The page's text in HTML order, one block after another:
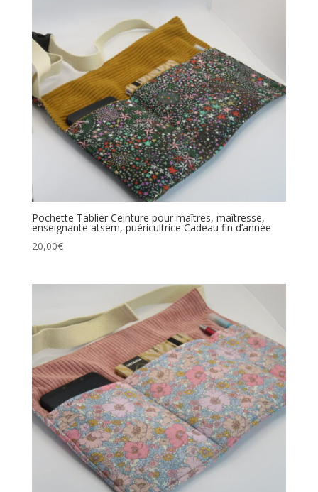
Pochette Tablier Ceinture pour maîtres, maîtresse,
enseignante atsem, puéricultrice Cadeau fin d’année
20,00€